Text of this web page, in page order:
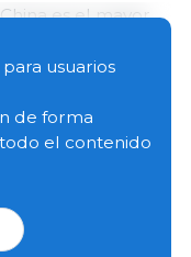
es el mayor
Jacob
de abrir puertas
un diálogo
la peste porcina
nunca se ha visto
usuarios
de forma
el contenido